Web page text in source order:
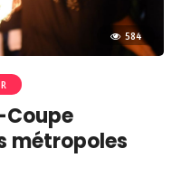
584
métropoles